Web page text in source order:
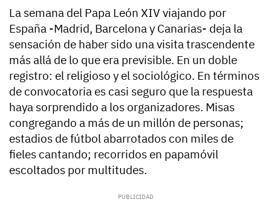
La semana del Papa León XIV viajando por
España -Madrid, Barcelona y Canarias- deja la
sensación de haber sido una visita trascendente
más allá de lo que era previsible. En un doble
registro: el religioso y el sociológico. En términos
de convocatoria es casi seguro que la respuesta
haya sorprendido a los organizadores. Misas
congregando a más de un millón de personas;
estadios de fútbol abarrotados con miles de
fieles cantando; recorridos en papamóvil
escoltados por multitudes.